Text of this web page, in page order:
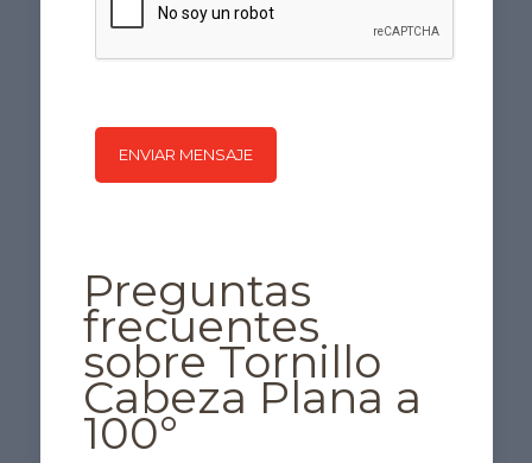
Preguntas
frecuentes
sobre Tornillo
Cabeza Plana a
100°